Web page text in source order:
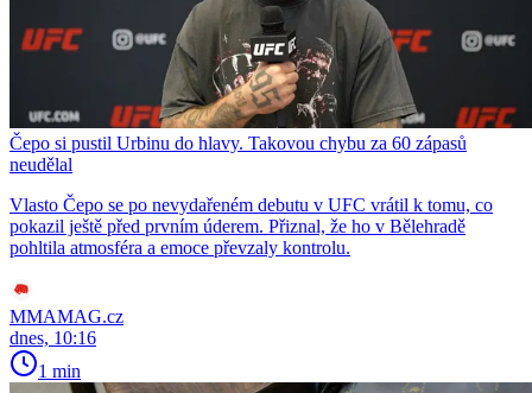
Čepo si pustil Urbinu do hlavy. Takovou chybu za 60 zápasů
neudělal
Vlasto Čepo se po nevydařeném debutu v UFC vrátil k tomu, co
pokazil ještě před prvním úderem. Přiznal, že ho v Bělehradě
pohltila atmosféra a emoce převzaly kontrolu.
MMAMAG.cz
dnes, 10:16
1 min